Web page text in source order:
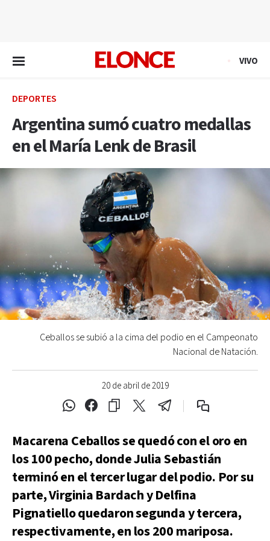
VIVO
DEPORTES
Argentina sumó cuatro medallas
en el María Lenk de Brasil
20 de abril de 2019
Ceballos se subió a la cima del podio en el Campeonato
Nacional de Natación.
Macarena Ceballos se quedó con el oro en
los 100 pecho, donde Julia Sebastián
terminó en el tercer lugar del podio. Por su
parte, Virginia Bardach y Delfina
Pignatiello quedaron segunda y tercera,
respectivamente, en los 200 mariposa.